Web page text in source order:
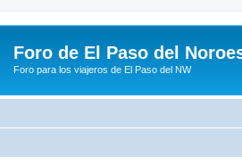
Foro de El Paso del
Foro para los viajeros de El Paso del NW